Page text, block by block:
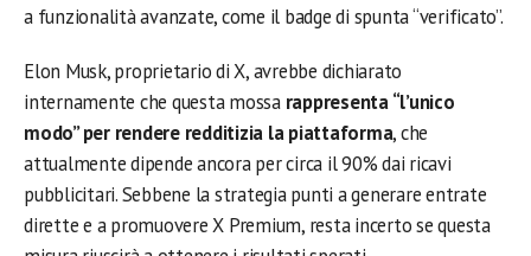
a funzionalità avanzate, come il badge di spunta “verificato”.
Elon Musk, proprietario di X, avrebbe dichiarato
internamente che questa mossa rappresenta “l’unico
modo” per rendere redditizia la piattaforma, che
attualmente dipende ancora per circa il 90% dai ricavi
pubblicitari. Sebbene la strategia punti a generare entrate
dirette e a promuovere X Premium, resta incerto se questa